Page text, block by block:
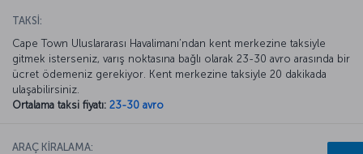
TAKSİ:
Cape Town Uluslararası Havalimanı’ndan kent merkezine taksiyle
gitmek isterseniz, varış noktasına bağlı olarak 23-30 avro arasında bir
ücret ödemeniz gerekiyor. Kent merkezine taksiyle 20 dakikada
ulaşabilirsiniz.
Ortalama taksi fiyatı: 23-30 avro
ARAÇ KİRALAMA: